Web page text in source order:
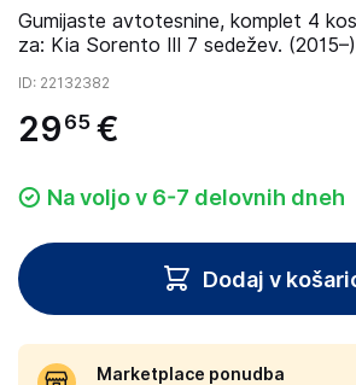
Gumijaste avtotesnine, komplet 4
za: Kia Sorento III 7 sedežev. (2015–)
ID: 22132382
29 65 €
Na voljo v 6-7 delovnih dneh
Dodaj v
Marketplace ponudba